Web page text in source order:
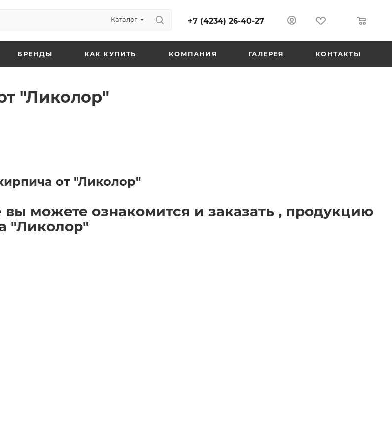
Каталог +7 (4234) 26-40-27
БРЕНДЫ КАК КУПИТЬ КОМПАНИЯ ГАЛЕРЕЯ КОНТАКТЫ
"Ликолор"
от "Ликолор"
можете ознакомится и заказать , продукцию
"Ликолор"